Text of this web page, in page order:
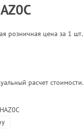
розничная цена за 1 шт.
расчет стоимости.